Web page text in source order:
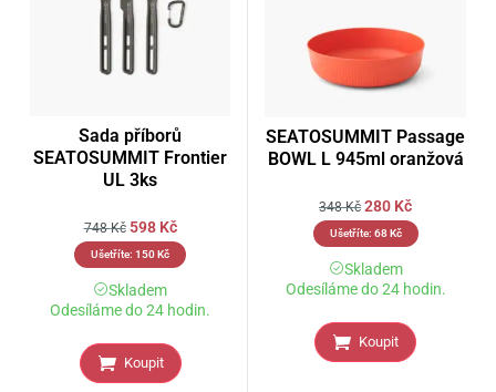
Sada příborů
SEATOSUMMIT Frontier
UL 3ks
748Kč 598 Kč
Ušetříte: 150Kč
Skladem
Odesíláme do 24 hodin.
Koupit
SEATOSUMMIT Passage
BOWL L 945ml oranžová
348Kč 280 Kč
Ušetříte: 68Kč
Skladem
Odesíláme do 24 hodin.
Koupit